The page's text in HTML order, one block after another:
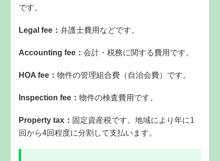
です。
Legal fee：弁護士費用などです。
Accounting fee：会計・税務に関する費用です。
HOA fee：物件の管理組合費（自治会費）です。
Inspection fee：物件の検査費用です。
Property tax： 固定資産税です。地域により年に1
回から4回程度に分割して支払います。